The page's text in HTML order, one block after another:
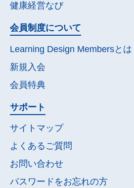
健康経営なび
会員制度について
Learning Design Membersとは
新規入会
会員特典
サポート
サイトマップ
よくあるご質問
お問い合わせ
パスワードをお忘れの方